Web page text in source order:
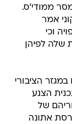
ממודי'ס.
אמר
וכי
שלה לפיהן
הציבורי
תכנית הצנע
של
אתונה